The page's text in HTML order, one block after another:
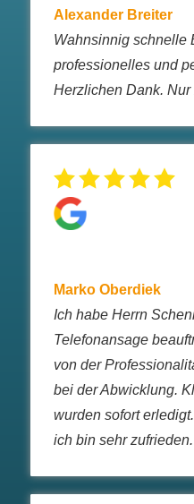
Alexander Breiter
Wahnsinnig schnelle
professionelles und
Herzlichen Dank. Nur
Marko Oberdiek
Ich habe Herrn
Telefonansage
von der
bei der Abwicklung.
wurden sofort
ich bin sehr zufrieden.